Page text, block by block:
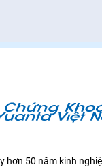
hơn 50 năm kinh